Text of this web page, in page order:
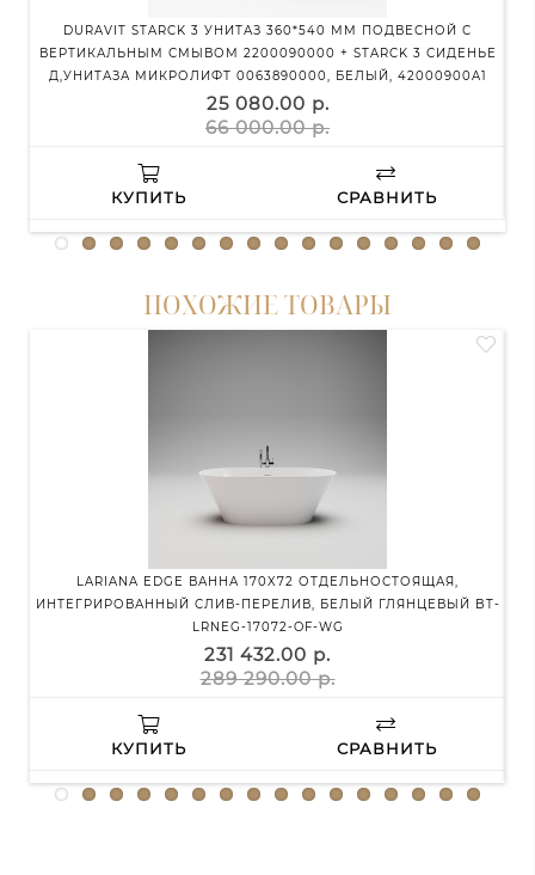
DURAVIT STARCK 3 УНИТАЗ 360*540 ММ ПОДВЕСНОЙ С
ВЕРТИКАЛЬНЫМ СМЫВОМ 2200090000 + STARCK 3 СИДЕНЬЕ
Д,УНИТАЗА МИКРОЛИФТ 0063890000, БЕЛЫЙ, 42000900A1
25 080.00 р.
66 000.00 р.
КУПИТЬ СРАВНИТЬ
ПОХОЖИЕ ТОВАРЫ
LARIANA EDGE ВАННА 170X72 ОТДЕЛЬНОСТОЯЩАЯ,
ИНТЕГРИРОВАННЫЙ СЛИВ-ПЕРЕЛИВ, БЕЛЫЙ ГЛЯНЦЕВЫЙ BT-
LRNEG-17072-OF-WG
231 432.00 р.
289 290.00 р.
КУПИТЬ СРАВНИТЬ